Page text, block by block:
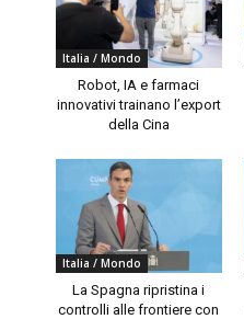
Italia / Mondo
Robot, IA e farmaci
innovativi trainano l’export
della Cina
Italia / Mondo
La Spagna ripristina i
controlli alle frontiere con